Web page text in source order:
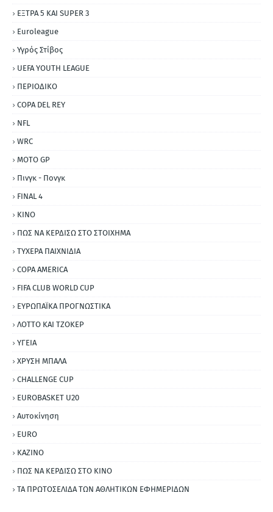
ΕΞΤΡΑ 5 ΚΑΙ SUPER 3
Εuroleague
Υγρός Στίβος
UEFA YOUTH LEAGUE
ΠΕΡΙΟΔΙΚΟ
COPA DEL REY
NFL
WRC
MOTO GP
Πινγκ - Πονγκ
FINAL 4
ΚΙΝΟ
ΠΩΣ ΝΑ ΚΕΡΔΙΣΩ ΣΤΟ ΣΤΟΙΧΗΜΑ
ΤΥΧΕΡΑ ΠΑΙΧΝΙΔΙΑ
COPA AMERICA
FIFA CLUB WORLD CUP
ΕΥΡΩΠΑΪΚΑ ΠΡΟΓΝΩΣΤΙΚΑ
ΛΟΤΤΟ ΚΑΙ ΤΖΟΚΕΡ
ΥΓΕΙΑ
ΧΡΥΣΗ ΜΠΑΛΑ
CHALLENGE CUP
EUROBASKET U20
Αυτοκίνηση
ΕURO
ΚΑΖΙΝΟ
ΠΩΣ ΝΑ ΚΕΡΔΙΣΩ ΣΤΟ ΚΙΝΟ
ΤΑ ΠΡΩΤΟΣΕΛΙΔΑ ΤΩΝ ΑΘΛΗΤΙΚΩΝ ΕΦΗΜΕΡΙΔΩΝ